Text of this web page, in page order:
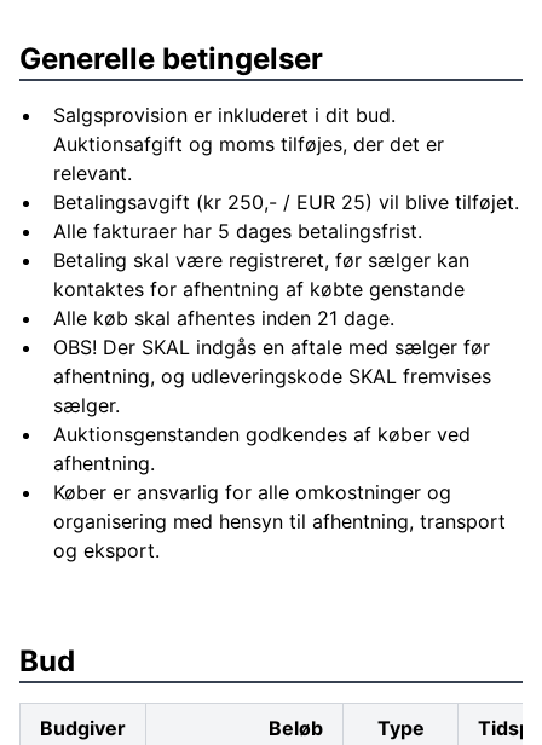
Generelle betingelser
Salgsprovision er inkluderet i dit bud.
Auktionsafgift og moms tilføjes, der det er
relevant.
Betalingsavgift (kr 250,- / EUR 25) vil blive tilføjet.
Alle fakturaer har 5 dages betalingsfrist.
Betaling skal være registreret, før sælger kan
kontaktes for afhentning af købte genstande
Alle køb skal afhentes inden 21 dage.
OBS! Der SKAL indgås en aftale med sælger før
afhentning, og udleveringskode SKAL fremvises
sælger.
Auktionsgenstanden godkendes af køber ved
afhentning.
Køber er ansvarlig for alle omkostninger og
organisering med hensyn til afhentning, transport
og eksport.
Bud
Budgiver Beløb Type